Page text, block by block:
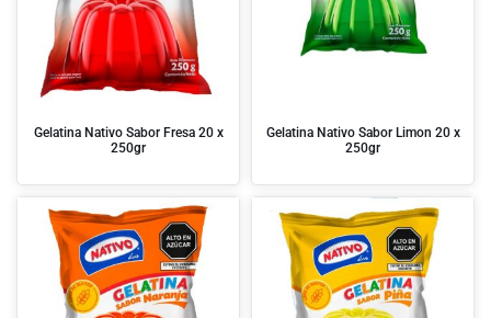
Gelatina Nativo Sabor Fresa 20 x
250gr
Gelatina Nativo Sabor Limon 20 x
250gr